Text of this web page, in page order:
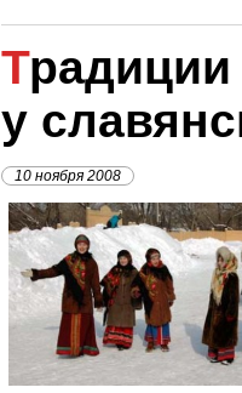
Традиции колядования
у
10 ноября 2008